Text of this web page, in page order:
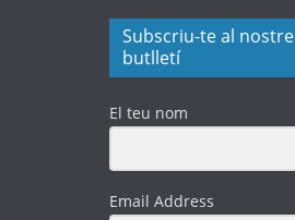
Subscriu-te al nostre
butlletí
El teu nom
Email Address